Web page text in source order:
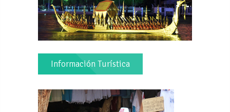
Información Turística